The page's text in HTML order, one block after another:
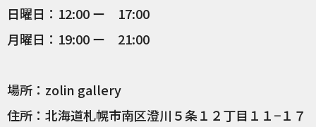
日曜日：12:00 ー 17:00
月曜日：19:00 ー 21:00
場所：zolin gallery
住所：北海道札幌市南区澄川５条１２丁目１１−１７